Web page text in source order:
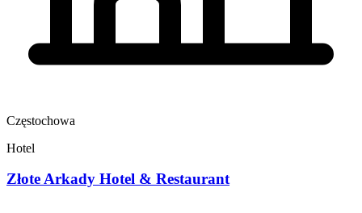
Częstochowa
Hotel
Złote Arkady Hotel & Restaurant